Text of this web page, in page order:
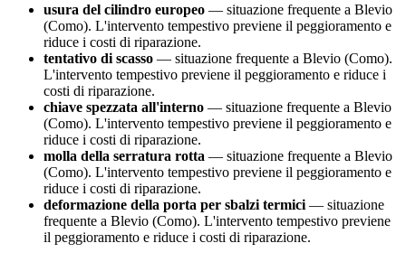
usura del cilindro europeo — situazione frequente a Blevio
(Como). L'intervento tempestivo previene il peggioramento e
riduce i costi di riparazione.
tentativo di scasso — situazione frequente a Blevio (Como).
L'intervento tempestivo previene il peggioramento e riduce i
costi di riparazione.
chiave spezzata all'interno — situazione frequente a Blevio
(Como). L'intervento tempestivo previene il peggioramento e
riduce i costi di riparazione.
molla della serratura rotta — situazione frequente a Blevio
(Como). L'intervento tempestivo previene il peggioramento e
riduce i costi di riparazione.
deformazione della porta per sbalzi termici — situazione
frequente a Blevio (Como). L'intervento tempestivo previene
il peggioramento e riduce i costi di riparazione.